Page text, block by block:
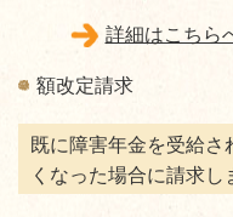
詳細はこちら
額改定請求
既に障害年金を受給
くなった場合に請求し